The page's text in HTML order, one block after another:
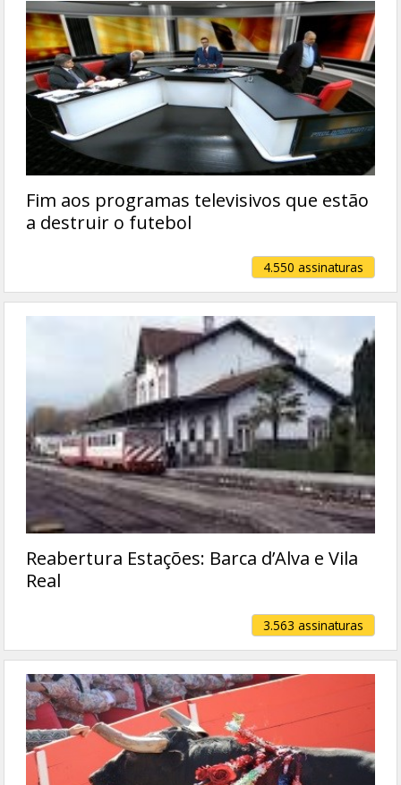
Fim aos programas televisivos que estão
a destruir o futebol
4.550 assinaturas
Reabertura Estações: Barca d’Alva e Vila
Real
3.563 assinaturas